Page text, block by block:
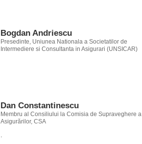
Bogdan Andriescu
Presedinte, Uniunea Nationala a Societatilor de
Intermediere si Consultanta in Asigurari (UNSICAR)
Dan Constantinescu
Membru al Consiliului la Comisia de Supraveghere a
Asigurărilor, CSA
.